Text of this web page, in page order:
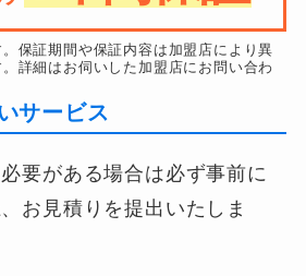
保証期間や保証内容は加盟店により異
詳細はお伺いした加盟店にお問い合わ
サービス
要がある場合は必ず事前に
お見積りを提出いたしま